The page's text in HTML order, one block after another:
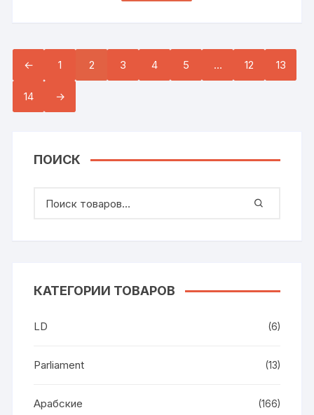
← 1 2 3 4 5 … 12 13
14 →
ПОИСК
КАТЕГОРИИ ТОВАРОВ
LD (6)
Parliament (13)
Арабские (166)